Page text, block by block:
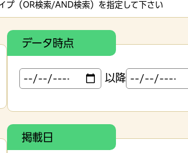
プ（OR検索/AND検索）を指定して下さい
データ時点
以降
掲載日